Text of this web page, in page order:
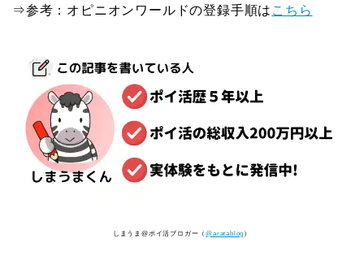
⇒参考：オピニオンワールドの登録手順は こちら
しまうま@ポイ活ブロガー（@aratablog ）